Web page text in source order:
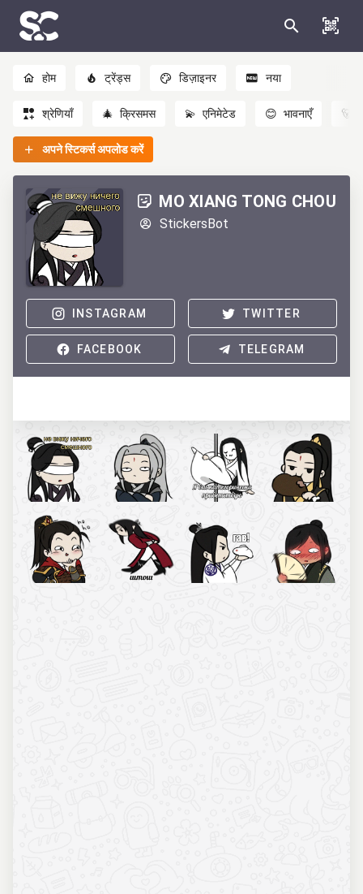
होम ट्रेंड्स डिज़ाइनर नया
श्रेणियाँ 🎄 क्रिसमस 💫 एनिमेटेड 😊 भावनाएँ 🐻
अपने स्टिकर्स अपलोड करें
MO XIANG TONG CHOU
StickersBot
INSTAGRAM TWITTER
FACEBOOK TELEGRAM